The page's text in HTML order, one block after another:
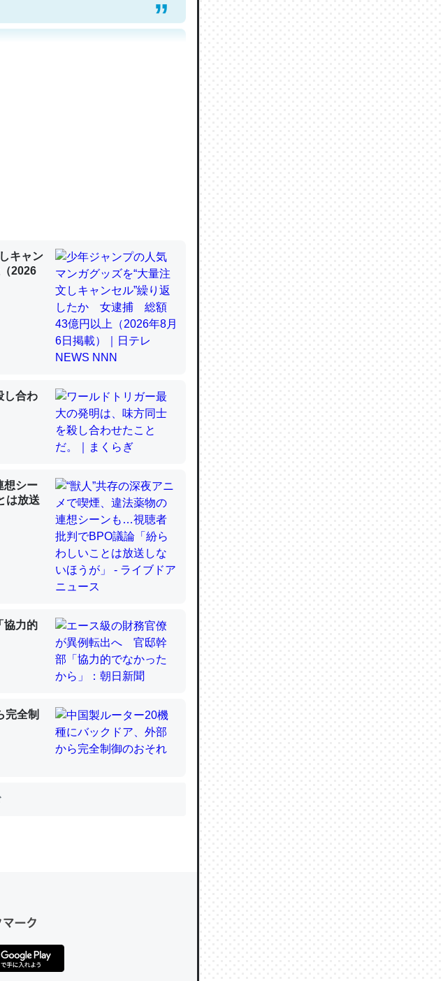
分くらい。小説でいう「ずっと前
い分量。進化すればするほど分かり
たらコオロギのカルシウム分はエビ
に不利だから両方が拮抗してるので
いないのか」に関する新仮説
いないのか」に関する新仮説
。ぼちぼちRingも置こうかと画策
電池残量や充電中かが分かるのでこ
入でコミュニケーションが劇的に変化し
キャン
2026
し合わ
想シー
は放送
協力的
完全制